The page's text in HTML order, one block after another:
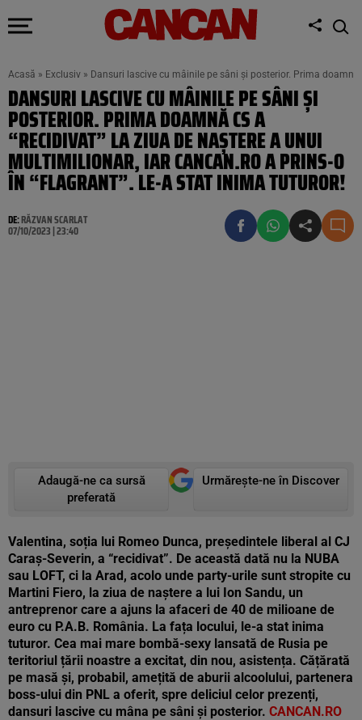
Acasă » Exclusiv » Dansuri lascive cu mâinile pe sâni și posterior. Prima
DANSURI LASCIVE CU MÂINILE PE SÂNI ȘI
POSTERIOR. PRIMA DOAMNĂ CS A
“RECIDIVAT” LA ZIUA DE NAȘTERE A UNUI
MULTIMILIONAR, IAR CANCAN.RO A PRINS-O
ÎN “FLAGRANT”. LE-A STAT INIMA TUTUROR!
DE:RĂZVAN SCARLAT
07/10/2023 | 23:40
Adaugă-ne ca sursă
preferată
Urmărește-ne în Discover
Valentina, soția lui Romeo Dunca, președintele liberal al CJ
Caraș-Severin, a “recidivat”. De această dată nu la NUBA
sau LOFT, ci la Arad, acolo unde party-urile sunt stropite cu
Martini Fiero, la ziua de naștere a lui Ion Sandu, un
antreprenor care a ajuns la afaceri de 40 de milioane de
euro cu P.A.B. România. La fața locului, le-a stat inima
tuturor. Cea mai mare bombă-sexy lansată de Rusia pe
teritoriul țării noastre a excitat, din nou, asistența. Cățărată
pe masă și, probabil, amețită de aburii alcoolului, partenera
boss-ului din PNL a oferit, spre deliciul celor prezenți,
dansuri lascive cu mâna pe sâni și posterior. CANCAN.RO